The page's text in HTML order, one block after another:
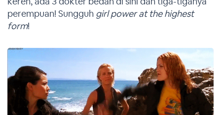
perempuan! Sungguh girl power at the highest
form!